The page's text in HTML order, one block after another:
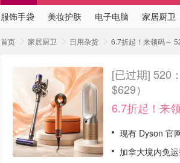
服饰手袋 美妆护肤 电子电脑 家居厨卫
首页 家居厨卫 日用杂货 6.7折起！来领码～
[已过期] 520
$629）
6.7折起！来
现有 Dyson 官
加拿大境内免运